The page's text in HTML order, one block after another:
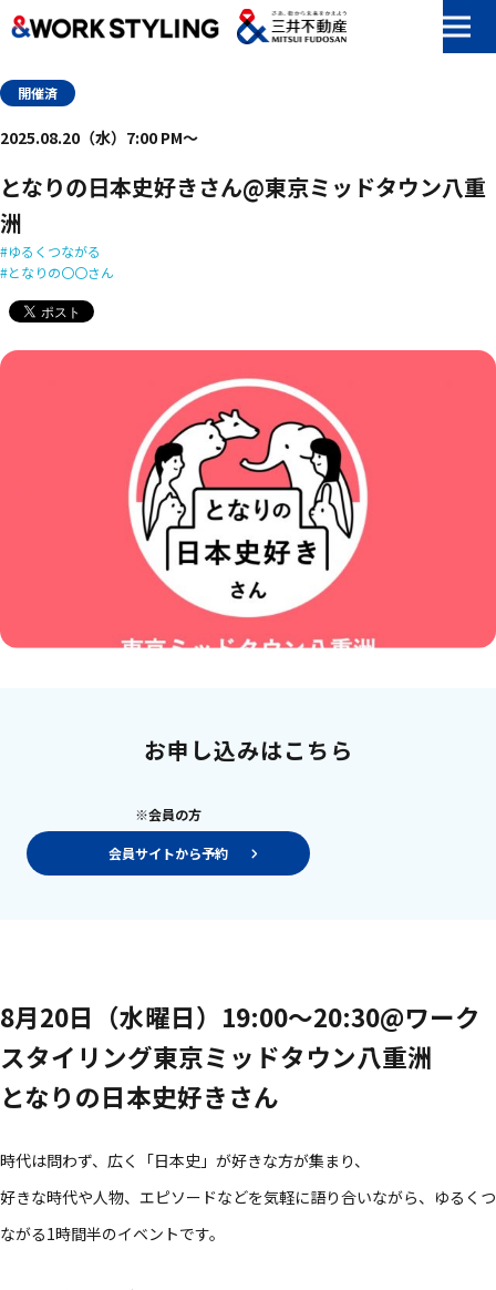
開催済
2025.08.20（水）7:00 PM〜
となりの日本史好きさん@東京ミッドタウン八重
洲
ゆるくつながる
となりの〇〇さん
お申し込みはこちら
※会員の方
会員サイトから予約
8月20日（水曜日）19:00～20:30@ワーク
スタイリング東京ミッドタウン八重洲
となりの日本史好きさん
時代は問わず、広く「日本史」が好きな方が集まり、
好きな時代や人物、エピソードなどを気軽に語り合いながら、ゆるくつ
ながる1時間半のイベントです。